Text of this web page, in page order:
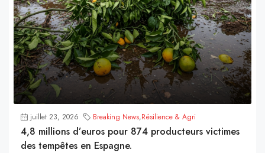
juillet 23, 2026 Breaking News,Résilience & Agri
4,8 millions d’euros pour 874 producteurs victimes
des tempêtes en Espagne.